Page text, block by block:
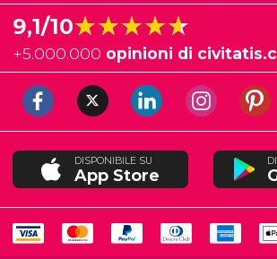
9,1/10★★★★★
★★★★★
+5.000.000 opinioni di
DISPONIBILE SU
App Store